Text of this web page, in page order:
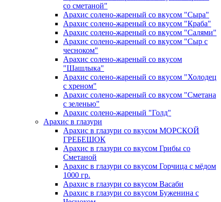
со сметаной"
Арахис солено-жареный со вкусом "Сыра"
Арахис солено-жареный со вкусом "Краба"
Арахис солено-жареный со вкусом "Салями"
Арахис солено-жареный со вкусом "Сыр с
чесноком"
Арахис солено-жареный со вкусом
"Шашлыка"
Арахис солено-жареный со вкусом "Холодец
с хреном"
Арахис солено-жареный со вкусом "Сметана
с зеленью"
Арахис солено-жареный "Голд"
Арахис в глазури
Арахис в глазури со вкусом МОРСКОЙ
ГРЕБЕШОК
Арахис в глазури со вкусом Грибы со
Сметаной
Арахис в глазури со вкусом Горчица с мёдом
1000 гр.
Арахис в глазури со вкусом Васаби
Арахис в глазури со вкусом Буженина с